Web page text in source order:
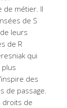
de métier. Il
de S
leurs
de R
qui
plus
des
de passage.
droits de